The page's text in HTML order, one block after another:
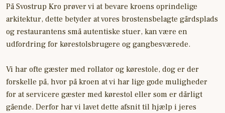
​På Svostrup Kro prøver vi at bevare kroens oprindelige
arkitektur, dette betyder at vores brostensbelagte gårdsplads
og restaurantens små autentiske stuer, kan være en
udfordring for kørestolsbrugere og gangbesværede.
Vi har ofte gæster med rollator og kørestole, dog er der
forskelle på, hvor på kroen at vi har lige gode muligheder
for at servicere gæster med kørestol eller som er dårligt
gående. Derfor har vi lavet dette afsnit til hjælp i jeres